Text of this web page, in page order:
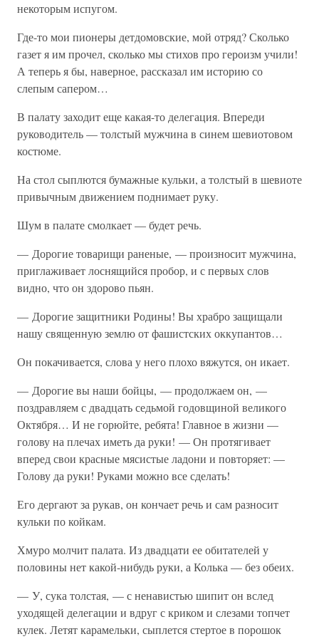
некоторым испугом.
Где-то мои пионеры детдомовские, мой отряд? Сколько
газет я им прочел, сколько мы стихов про героизм учили!
А теперь я бы, наверное, рассказал им историю со
слепым сапером…
В палату заходит еще какая-то делегация. Впереди
руководитель — толстый мужчина в синем шевиотовом
костюме.
На стол сыплются бумажные кульки, а толстый в шевиоте
привычным движением поднимает руку.
Шум в палате смолкает — будет речь.
— Дорогие товарищи раненые, — произносит мужчина,
приглаживает лоснящийся пробор, и с первых слов
видно, что он здорово пьян.
— Дорогие защитники Родины! Вы храбро защищали
нашу священную землю от фашистских оккупантов…
Он покачивается, слова у него плохо вяжутся, он икает.
— Дорогие вы наши бойцы, — продолжаем он, —
поздравляем с двадцать седьмой годовщиной великого
Октября… И не горюйте, ребята! Главное в жизни —
голову на плечах иметь да руки! — Он протягивает
вперед свои красные мясистые ладони и повторяет: —
Голову да руки! Руками можно все сделать!
Его дергают за рукав, он кончает речь и сам разносит
кульки по койкам.
Хмуро молчит палата. Из двадцати ее обитателей у
половины нет какой-нибудь руки, а Колька — без обеих.
— У, сука толстая, — с ненавистью шипит он вслед
уходящей делегации и вдруг с криком и слезами топчет
кулек. Летят карамельки, сыплется стертое в порошок